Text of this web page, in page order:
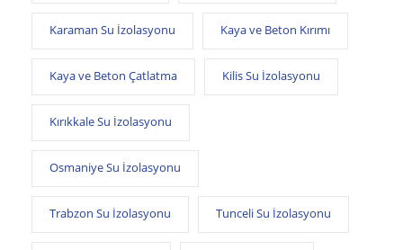
Karaman Su İzolasyonu Kaya ve Beton Kırımı
Kaya ve Beton Çatlatma Kilis Su İzolasyonu
Kırıkkale Su İzolasyonu
Osmaniye Su İzolasyonu
Trabzon Su İzolasyonu Tunceli Su İzolasyonu